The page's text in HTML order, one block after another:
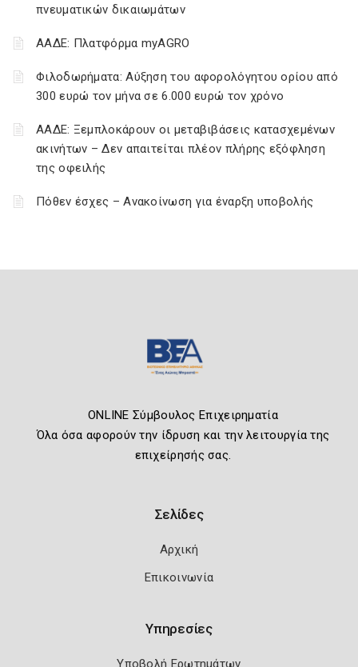
πνευματικών δικαιωμάτων
ΑΑΔΕ: Πλατφόρμα myAGRO
Φιλοδωρήματα: Αύξηση του αφορολόγητου ορίου από
300 ευρώ τον μήνα σε 6.000 ευρώ τον χρόνο
ΑΑΔΕ: Ξεμπλοκάρουν οι μεταβιβάσεις κατασχεμένων
ακινήτων – Δεν απαιτείται πλέον πλήρης εξόφληση
της οφειλής
Πόθεν έσχες – Ανακοίνωση για έναρξη υποβολής
ONLINE Σύμβουλος Επιχειρηματία
Όλα όσα αφορούν την ίδρυση και την λειτουργία της
επιχείρησής σας.
Σελίδες
Αρχική
Επικοινωνία
Υπηρεσίες
Υποβολή Ερωτημάτων